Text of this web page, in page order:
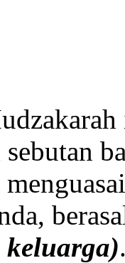
sebutan
keluarga)